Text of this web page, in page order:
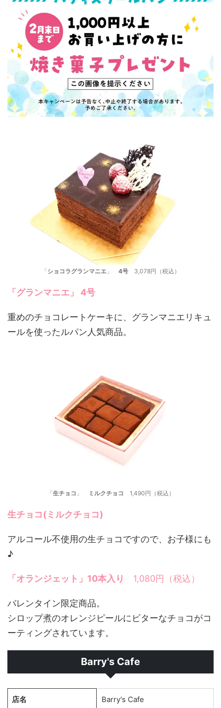
「ショコラグランマニエ」 4号3,078円（税込）
「グランマニエ 」 4号
重めのチョコレートケーキに、グランマニエリキュ
ールを使ったルパン人気商品。
「生チョコ 」 ミルクチョコ 1,490円（税込）
生チョコ(ミルクチョコ)
アルコール不使用の生チョコですので、お子様にも
♪
「オランジェット」10本入り 1,080円（税込）
バレンタイン限定商品。
シロップ煮のオレンジピールにビターなチョコがコ
ーティングされています。
Barry's Cafe
店名 Barry's Cafe